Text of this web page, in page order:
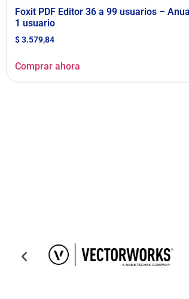
Foxit PDF Editor 36 a 99 usuarios –
1 usuario
$3.579,84
Comprar ahora